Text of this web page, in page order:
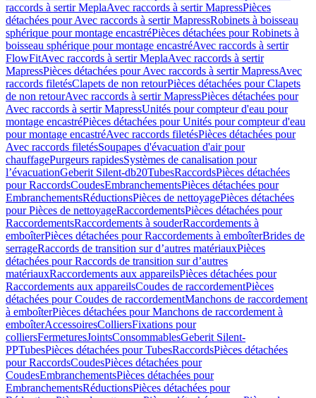
raccords à sertir MeplaAvec raccords à sertir MapressPièces
détachées pour Avec raccords à sertir MapressRobinets à boisseau
sphérique pour montage encastréPièces détachées pour Robinets à
boisseau sphérique pour montage encastréAvec raccords à sertir
FlowFitAvec raccords à sertir MeplaAvec raccords à sertir
MapressPièces détachées pour Avec raccords à sertir MapressAvec
raccords filetésClapets de non retourPièces détachées pour Clapets
de non retourAvec raccords à sertir MapressPièces détachées pour
Avec raccords à sertir MapressUnités pour compteur d'eau pour
montage encastréPièces détachées pour Unités pour compteur d'eau
pour montage encastréAvec raccords filetésPièces détachées pour
Avec raccords filetésSoupapes d'évacuation d'air pour
chauffagePurgeurs rapidesSystèmes de canalisation pour
l’évacuationGeberit Silent-db20TubesRaccordsPièces détachées
pour RaccordsCoudesEmbranchementsPièces détachées pour
EmbranchementsRéductionsPièces de nettoyagePièces détachées
pour Pièces de nettoyageRaccordementsPièces détachées pour
RaccordementsRaccordements à souderRaccordements à
emboîterPièces détachées pour Raccordements à emboîterBrides de
serrageRaccords de transition sur d’autres matériauxPièces
détachées pour Raccords de transition sur d’autres
matériauxRaccordements aux appareilsPièces détachées pour
Raccordements aux appareilsCoudes de raccordementPièces
détachées pour Coudes de raccordementManchons de raccordement
à emboîterPièces détachées pour Manchons de raccordement à
emboîterAccessoiresColliersFixations pour
colliersFermeturesJointsConsommablesGeberit Silent-
PPTubesPièces détachées pour TubesRaccordsPièces détachées
pour RaccordsCoudesPièces détachées pour
CoudesEmbranchementsPièces détachées pour
EmbranchementsRéductionsPièces détachées pour